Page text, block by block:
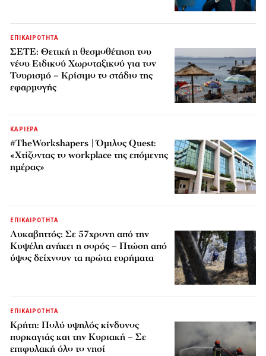
ΕΠΙΚΑΙΡΟΤΗΤΑ
ΣΕΤΕ: Θετική η θεσμοθέτηση του
νέου Ειδικού Χωροταξικού για τον
Τουρισμό – Κρίσιμο το στάδιο της
εφαρμογής
ΚΑΡΙΕΡΑ
#TheWorkshapers | Όμιλος Quest:
«Χτίζοντας το workplace της επόμενης
ημέρας»
ΕΠΙΚΑΙΡΟΤΗΤΑ
Λυκαβηττός: Σε 57χρονη από την
Κυψέλη ανήκει η σορός – Πτώση από
ύψος δείχνουν τα πρώτα ευρήματα
ΕΠΙΚΑΙΡΟΤΗΤΑ
Κρήτη: Πολύ υψηλός κίνδυνος
πυρκαγιάς και την Κυριακή – Σε
επιφυλακή όλο το νησί